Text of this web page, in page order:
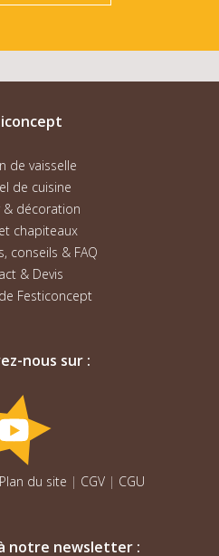
de vaisselle
de cuisine
& décoration
chapiteaux
conseils & FAQ
& Devis
Festiconcept
nous sur :
Plan du site | CGV | CGU
notre newsletter :